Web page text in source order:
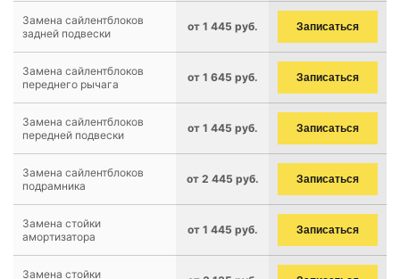
Замена сайлентблоков
задней подвески
от 1 445 руб. Записаться
Замена сайлентблоков
переднего рычага
от 1 645 руб. Записаться
Замена сайлентблоков
передней подвески
от 1 445 руб. Записаться
Замена сайлентблоков
подрамника
от 2 445 руб. Записаться
Замена стойки
амортизатора
от 1 445 руб. Записаться
Замена стойки